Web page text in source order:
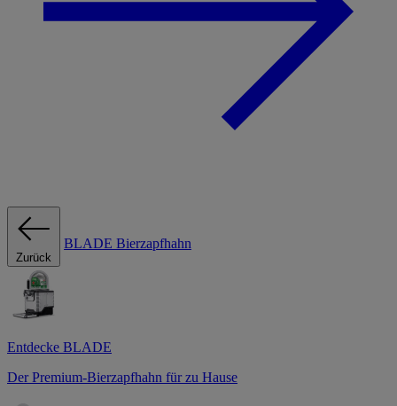
Zurück
BLADE Bierzapfhahn
Entdecke BLADE
Der Premium-Bierzapfhahn für zu Hause